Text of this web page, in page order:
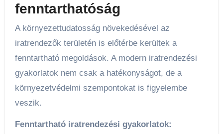
fenntarthatóság
A környezettudatosság növekedésével az
iratrendezők területén is előtérbe kerültek a
fenntartható megoldások. A modern iratrendezési
gyakorlatok nem csak a hatékonyságot, de a
környezetvédelmi szempontokat is figyelembe
veszik.
Fenntartható iratrendezési gyakorlatok: